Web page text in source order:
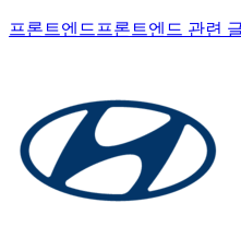
프론트엔드프론트엔드 관련